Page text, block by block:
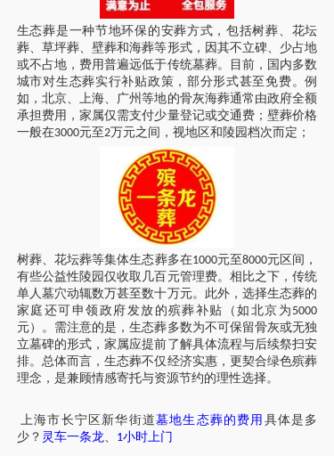
生态葬是一种节地环保的安葬方式，包括树葬、花坛
葬、草坪葬、壁葬和海葬等形式，因其不立碑、少占地
或不占地，费用普遍远低于传统墓葬。目前，国内多数
城市对生态葬实行补贴政策，部分形式甚至免费。例
如，北京、上海、广州等地的骨灰海葬通常由政府全额
承担费用，家属仅需支付少量登记或交通费；壁葬价格
一般在3000元至2万元之间，视地区和陵园档次而定；
树葬、花坛葬等集体生态葬多在1000元至8000元区间，
有些公益性陵园仅收取几百元管理费。相比之下，传统
单人墓穴动辄数万甚至数十万元。此外，选择生态葬的
家庭还可申领政府发放的殡葬补贴（如北京为 5000
元）。需注意的是，生态葬多数为不可保留骨灰或无独
立墓碑的形式，家属应提前了解具体流程与后续祭扫安
排。总体而言，生态葬不仅经济实惠，更契合绿色殡葬
理念，是兼顾情感寄托与资源节约的理性选择。
上海市长宁区新华街道墓地生态葬的费用 具体是多
少？ 灵车一条龙 1小时上门